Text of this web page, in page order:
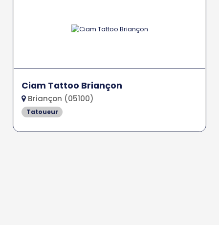
Ciam Tattoo Briançon
Briançon (05100)
Tatoueur